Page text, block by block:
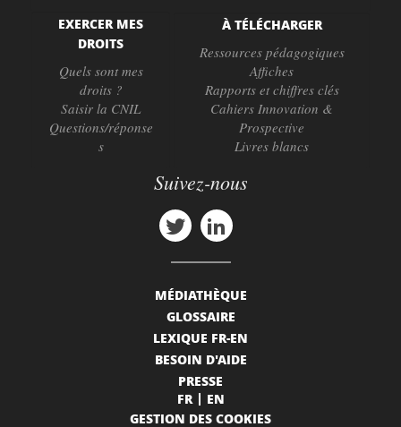
EXERCER MES
DROITS
Quels sont mes
droits ?
Saisir la CNIL
Questions/réponse
s
À TÉLÉCHARGER
Ressources pédagogiques
Affiches
Rapports et chiffres clés
Cahiers Innovation &
Prospective
Livres blancs
Suivez-nous
MÉDIATHÈQUE
GLOSSAIRE
LEXIQUE FR-EN
BESOIN D'AIDE
PRESSE
FR
EN
GESTION DES COOKIES